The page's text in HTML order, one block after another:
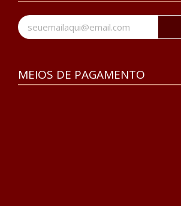
MEIOS DE PAGAMENTO